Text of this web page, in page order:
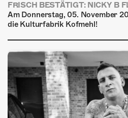
FRISCH BESTÄTIGT: NICKY B
Am Donnerstag, 05. November
die Kulturfabrik Kofmehl!